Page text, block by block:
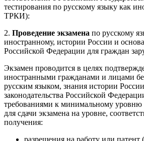
тестирования по русскому языку как
ТРКИ):
2. Проведение экзамена по русскому
иностранному, истории России и
Российской Федерации для граждан
Экзамен проводится в целях
иностранными гражданами и лицами
русским языком, знания истории
законодательства Российской
требованиями к минимальному
для сдачи экзамена на уровне,
получения:
разрешения на работу или патент